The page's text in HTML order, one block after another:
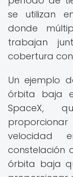
se utilizan
donde
trabajan
cobertura
Un ejemplo
órbita baja
SpaceX,
velocidad
constelación
órbita baja